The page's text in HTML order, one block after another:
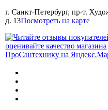
г. Санкт-Петербург, пр-т.
д. 13Посмотреть на карте